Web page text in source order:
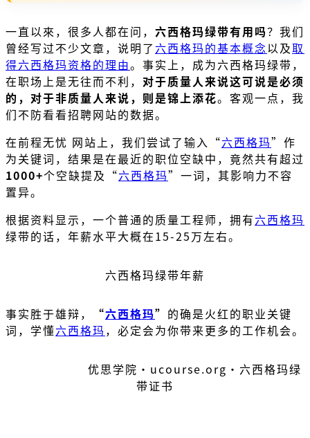
一直以來，很多人都在问， 六西格玛绿带有用吗？我们
曾经写过不少文章，说明了 六西格玛的基本概念以及取
得六西格玛资格的理由。事实上，成为六西格玛绿带，
在职场上是无往而不利， 对于质量人来说这可说是必须
的，对于非质量人来说，则是锦上添花。客观一点，我
们不防看看招聘网站的数据。
在前程无忧 网站上，我们尝试了输入“六西格玛”作
为关键词，结果是在最近的职位空缺中，竟然共有超过
1000+个空缺提及“六西格玛”一词，其影响力不容
置异。
根据资料显示，一个普通的质量工程师，拥有六西格玛
绿带的话，年薪水平大概在15-25万左右。
六西格玛绿带年薪
事实胜于雄辩， “六西格玛” 的确是火红的职业关键
词，学懂六西格玛 ，必定会为你带来更多的工作机会。
优思学院・ucourse.org・六西格玛绿
带证书